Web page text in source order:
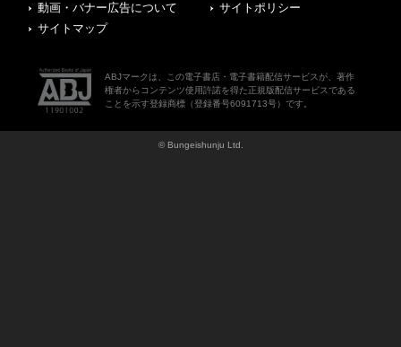
動画・バナー広告について
サイトポリシー
サイトマップ
ABJマークは、この電子書店・電子書籍配信サービスが、著作
権者からコンテンツ使用許諾を得た正規版配信サービスである
ことを示す登録商標（登録番号6091713号）です。
© Bungeishunju Ltd.